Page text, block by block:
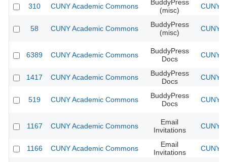
310 CUNY Academic Commons
BuddyPress
(misc)
CUNY
58 CUNY Academic Commons
BuddyPress
(misc)
CUNY
6389 CUNY Academic Commons
BuddyPress
Docs
CUNY
1417 CUNY Academic Commons
BuddyPress
Docs
CUNY
519 CUNY Academic Commons
BuddyPress
Docs
CUNY
1167 CUNY Academic Commons
Email
Invitations
CUNY
1166 CUNY Academic Commons
Email
Invitations
CUNY